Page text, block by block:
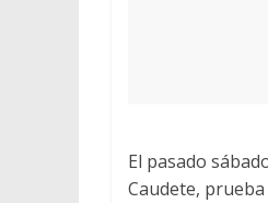
El pasado
Caudete,